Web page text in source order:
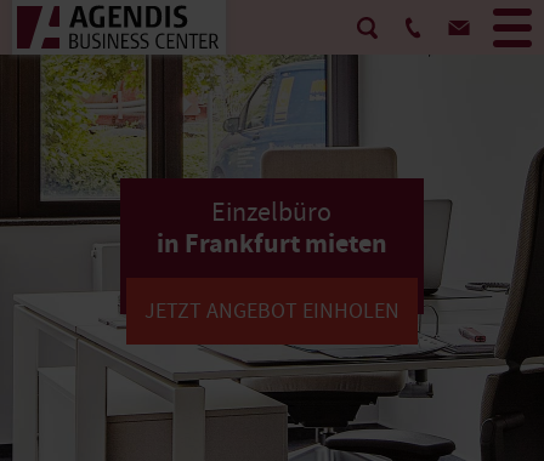
Einzelbüro
in Frankfurt mieten
JETZT ANGEBOT EINHOLEN